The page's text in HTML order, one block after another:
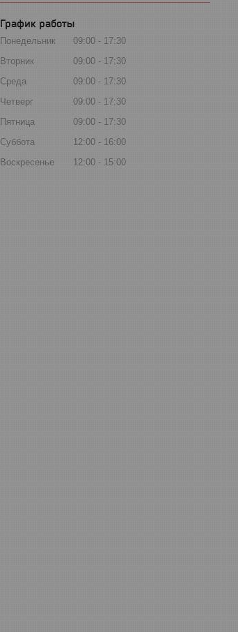
График работы
Понедельник 09:00
17:30
Вторник
09:00
17:30
Среда
09:00
17:30
Четверг
09:00
17:30
Пятница
09:00
17:30
Суббота
12:00
16:00
Воскресенье
12:00 15:00